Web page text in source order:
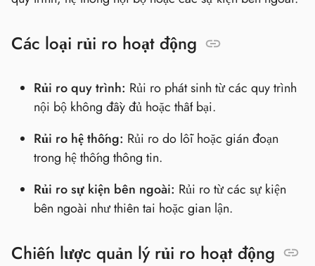
Các loại rủi ro hoạt động
Rủi ro quy trình: Rủi ro phát sinh từ các quy trình
nội bộ không đầy đủ hoặc thất bại.
Rủi ro hệ thống: Rủi ro do lỗi hoặc gián đoạn
trong hệ thống thông tin.
Rủi ro sự kiện bên ngoài: Rủi ro từ các sự kiện
bên ngoài như thiên tai hoặc gian lận.
Chiến lược quản lý rủi ro hoạt động